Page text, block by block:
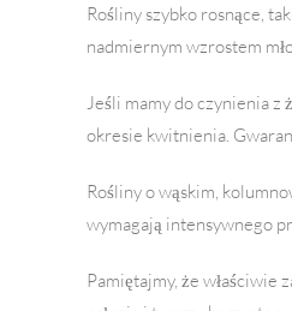
Rośliny szybko rosnące,
nadmiernym wzrostem
Jeśli mamy do czynienia
okresie kwitnienia.
Rośliny o wąskim,
wymagają intensywnego
Pamiętajmy, że właściwie